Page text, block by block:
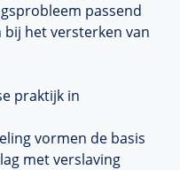
passend
het versterken van
praktijk in
vormen de basis
met verslaving